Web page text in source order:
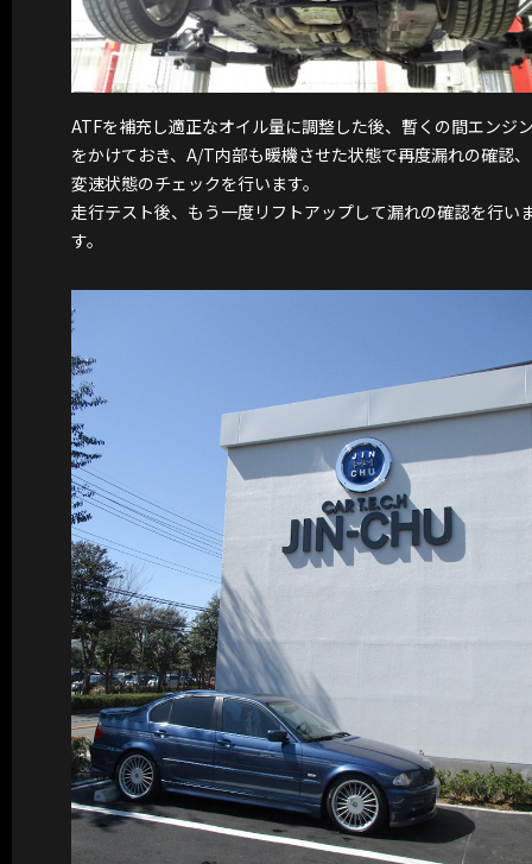
ATFを補充し適正なオイル量に調整した後、暫くの間エンジ
をかけておき、A/T内部も暖機させた状態で再度漏れの確認、
変速状態のチェックを行います。
走行テスト後、もう一度リフトアップして漏れの確認を行い
す。